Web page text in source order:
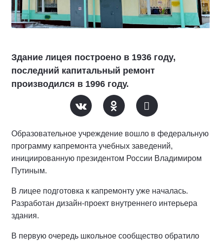
Здание лицея построено в 1936 году,
последний капитальный ремонт
производился в 1996 году.
Образовательное учреждение вошло в федеральную
программу капремонта учебных заведений,
инициированную президентом России Владимиром
Путиным.
В лицее подготовка к капремонту уже началась.
Разработан дизайн-проект внутреннего интерьера
здания.
В первую очередь школьное сообщество обратило